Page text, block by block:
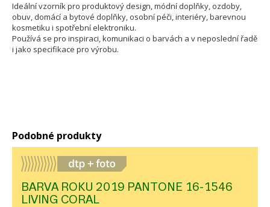
Ideální vzorník pro produktový design, módní doplňky, ozdoby,
obuv, domácí a bytové doplňky, osobní péči, interiéry, barevnou
kosmetiku i spotřební elektroniku.
Používá se pro inspiraci, komunikaci o barvách a v neposlední řadě
i jako specifikace pro výrobu.
Podobné produkty
BARVA ROKU 2019 PANTONE 16-1546
LIVING CORAL